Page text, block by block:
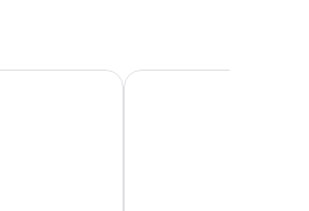
Hotel Costabella